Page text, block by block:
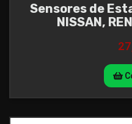
Sensores de
NISSAN,